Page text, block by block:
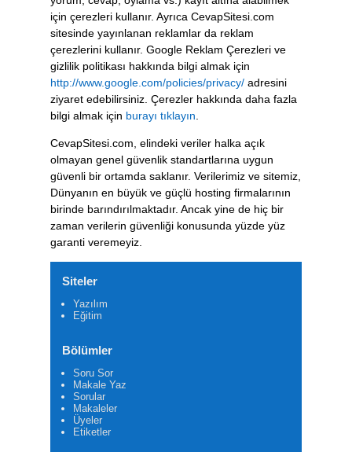
için çerezleri kullanır. Ayrıca CevapSitesi.com
sitesinde yayınlanan reklamlar da reklam
çerezlerini kullanır. Google Reklam Çerezleri ve
gizlilik politikası hakkında bilgi almak için
http://www.google.com/policies/privacy/ adresini
ziyaret edebilirsiniz. Çerezler hakkında daha fazla
bilgi almak için burayı tıklayın.
CevapSitesi.com, elindeki veriler halka açık
olmayan genel güvenlik standartlarına uygun
güvenli bir ortamda saklanır. Verilerimiz ve sitemiz,
Dünyanın en büyük ve güçlü hosting firmalarının
birinde barındırılmaktadır. Ancak yine de hiç bir
zaman verilerin güvenliği konusunda yüzde yüz
garanti veremeyiz.
Siteler
Yazılım
Eğitim
Bölümler
Soru Sor
Makale Yaz
Sorular
Makaleler
Üyeler
Etiketler